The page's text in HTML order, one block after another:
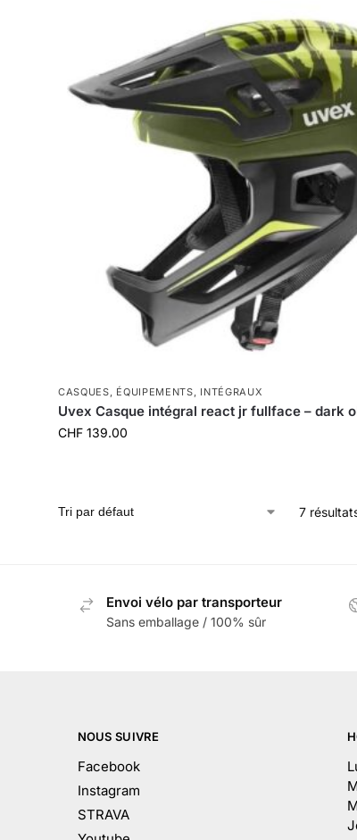
CASQUES ÉQUIPEMENTS INTÉGRAUX
Uvex Casque intégral react jr fullface – dark
CHF139.00
7
Envoi vélo par transporteur
Sans emballage / 100% sûr
NOUS SUIVRE
Facebook
Instagram
STRAVA